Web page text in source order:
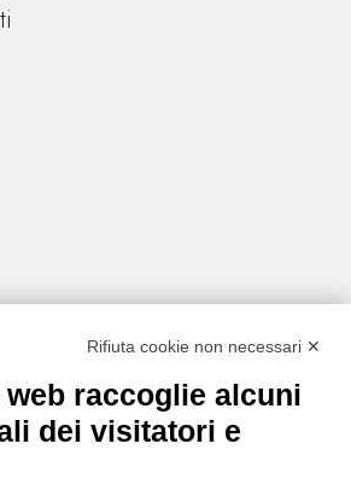
Località Crocioni 46/H
– Italy
Rifiuta cookie non necessari ✕
raccoglie alcuni
dei visitatori e